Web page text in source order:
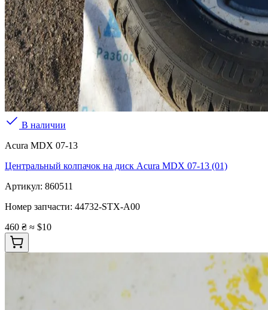
В наличии
Acura MDX 07-13
Центральный колпачок на диск Acura MDX 07-13 (01)
Артикул: 860511
Номер запчасти: 44732-STX-A00
460 ₴ ≈ $10